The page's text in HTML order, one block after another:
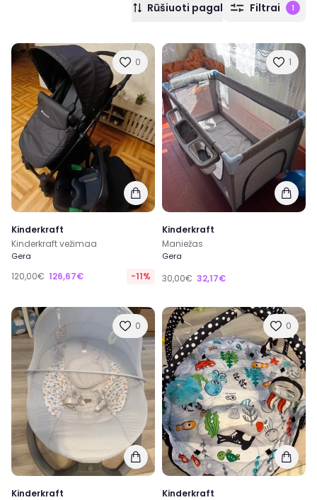
Rūšiuoti pagal Filtrai 1
0
Kinderkraft
Kinderkraft vežimaa
Gera
120,00€ 126,67€ -11%
1
Kinderkraft
Maniežas
Gera
30,00€ 32,17€
0
Kinderkraft
0
Kinderkraft